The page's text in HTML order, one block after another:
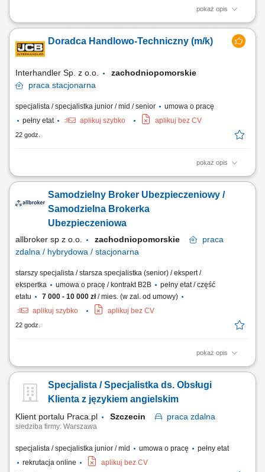
pokaż opis
Opis stanowiska: aktywne pozyskiwanie nowych klientów oraz
doboru rozwiązań technicznych dopasowanych do potrzeb klienta,
prezentowanie oferty produktowej oraz prowadzenie spotkań
Doradca Handlowo-Techniczny (m/k)
Interhandler Sp. z o.o.
zachodniopomorskie
praca stacjonarna
specjalista / specjalistka junior / mid / senior
umowa o pracę
pełny etat
aplikuj szybko aplikuj bez CV
22 godz.
pokaż opis
Twoje zadania: Sprzedaż osprzętu, opon i gąsienic, umów serwisowych,
klientów oraz rozwijanie współpracy z obecnymi partnerami
biznesowymi. Doradztwo techniczne i wsparcie klientów w doborze
najlepszych rozwiązań. Budowanie i...
Samodzielny Broker Ubezpieczeniowy /
Samodzielna Brokerka
Ubezpieczeniowa
allbroker sp z o.o. zachodniopomorskie
praca
zdalna / hybrydowa / stacjonarna
starszy specjalista / starsza specjalistka (senior) / ekspert /
ekspertka
umowa o pracę / kontrakt B2B
pełny etat / część
etatu
7 000 - 10 000 zł/ mies. (w zal. od umowy)
aplikuj szybko
aplikuj bez CV
22 godz.
pokaż opis
Forma pracy zależy od uzgodnionego modelu współpracy: stacjonarna
przypadku współpracy B2B opartej na własnym lub mieszanym portfelu
klientów — również zdalna i mobilna. O stanowisku: Stanowisko
Specjalista / Specjalistka ds. Obsługi
Klienta z językiem angielskim
Klient portalu Praca.pl Szczecin praca zdalna
siedziba firmy: Warszawa
specjalista / specjalistka junior / mid umowa o pracę
pełny etat
rekrutacja online
aplikuj bez CV